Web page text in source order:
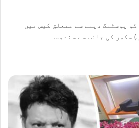
پوسٹنگ دینے سے متعلق کیس میں
سکھر کی جانب سے سندھ…